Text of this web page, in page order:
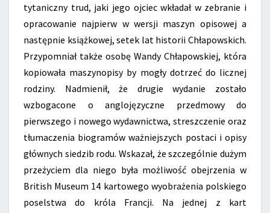
tytaniczny trud, jaki jego ojciec wkładał w zebranie i
opracowanie najpierw w wersji maszyn opisowej a
następnie książkowej, setek lat historii Chłapowskich.
Przypomniał także osobę Wandy Chłapowskiej, która
kopiowała maszynopisy by mogły dotrzeć do licznej
rodziny. Nadmienił, że drugie wydanie zostało
wzbogacone o anglojęzyczne przedmowy do
pierwszego i nowego wydawnictwa, streszczenie oraz
tłumaczenia biogramów ważniejszych postaci i opisy
głównych siedzib rodu. Wskazał, że szczególnie dużym
przeżyciem dla niego była możliwość obejrzenia w
British Museum 14 kartowego wyobrażenia polskiego
poselstwa do króla Francji. Na jednej z kart